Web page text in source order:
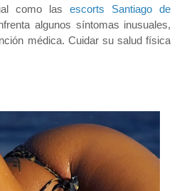
como lasescorts Santiago de
algunos síntomas inusuales,
médica. Cuidar su salud física